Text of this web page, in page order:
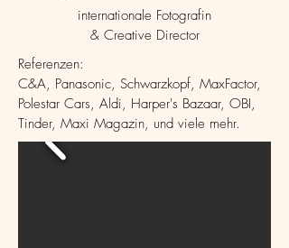
internationale Fotografin
& Creative Director
Referenzen:
C&A, Panasonic, Schwarzkopf, MaxFactor,
Polestar Cars, Aldi, Harper's Bazaar, OBI,
Tinder, Maxi Magazin, und viele mehr.